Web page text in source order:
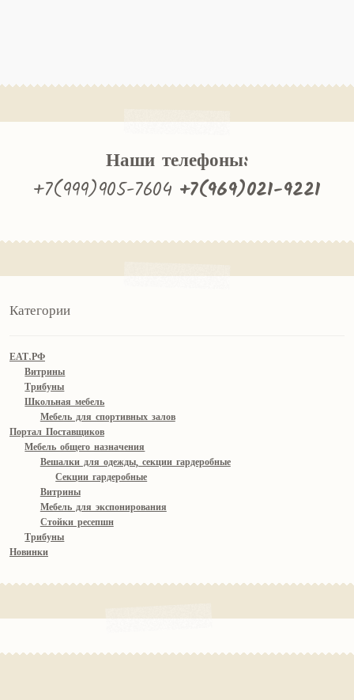
Наши телефоны:
+7(999)905-7604 +7(969)021-9221
Категории
ЕАТ.РФ
Витрины
Трибуны
Школьная мебель
Мебель для спортивных залов
Портал Поставщиков
Мебель общего назначения
Вешалки для одежды, секции гардеробные
Секции гардеробные
Витрины
Мебель для экспонирования
Стойки ресепшн
Трибуны
Новинки